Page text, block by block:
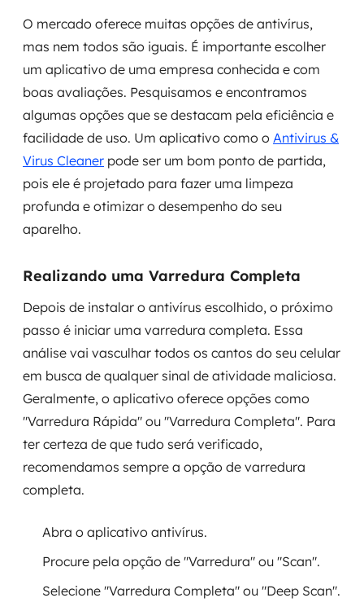
O mercado oferece muitas opções de antivírus,
mas nem todos são iguais. É importante escolher
um aplicativo de uma empresa conhecida e com
boas avaliações. Pesquisamos e encontramos
algumas opções que se destacam pela eficiência e
facilidade de uso. Um aplicativo como o Antivirus &
Virus Cleaner pode ser um bom ponto de partida,
pois ele é projetado para fazer uma limpeza
profunda e otimizar o desempenho do seu
aparelho.
Realizando uma Varredura Completa
Depois de instalar o antivírus escolhido, o próximo
passo é iniciar uma varredura completa. Essa
análise vai vasculhar todos os cantos do seu celular
em busca de qualquer sinal de atividade maliciosa.
Geralmente, o aplicativo oferece opções como
"Varredura Rápida" ou "Varredura Completa". Para
ter certeza de que tudo será verificado,
recomendamos sempre a opção de varredura
completa.
Abra o aplicativo antivírus.
Procure pela opção de "Varredura" ou "Scan".
Selecione "Varredura Completa" ou "Deep Scan".